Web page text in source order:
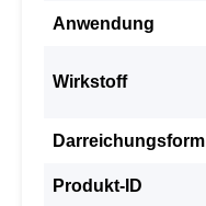
Anwendung
Wirkstoff
Darreichungsform
Produkt-ID